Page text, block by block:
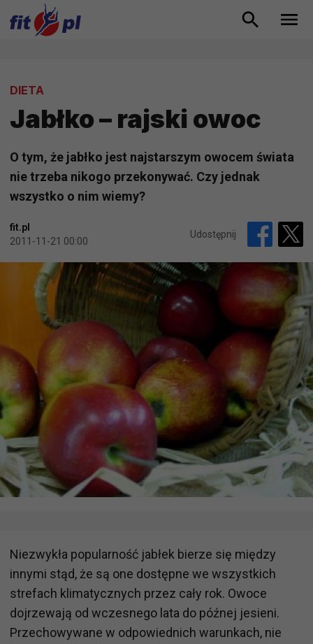
DIETA
Jabłko – rajski owoc
O tym, że jabłko jest najstarszym owocem świata
nie trzeba nikogo przekonywać. Czy jednak
wszystko o nim wiemy?
fit.pl
2011-11-21 00:00
Udostępnij
Niezwykła popularność jabłek bierze się między
innymi stąd, że są one dostępne we wszystkich
strefach klimatycznych przez cały rok. Owoce
dojrzewają od wczesnego lata do późnej jesieni.
Przechowywane w odpowiednich warunkach, nie